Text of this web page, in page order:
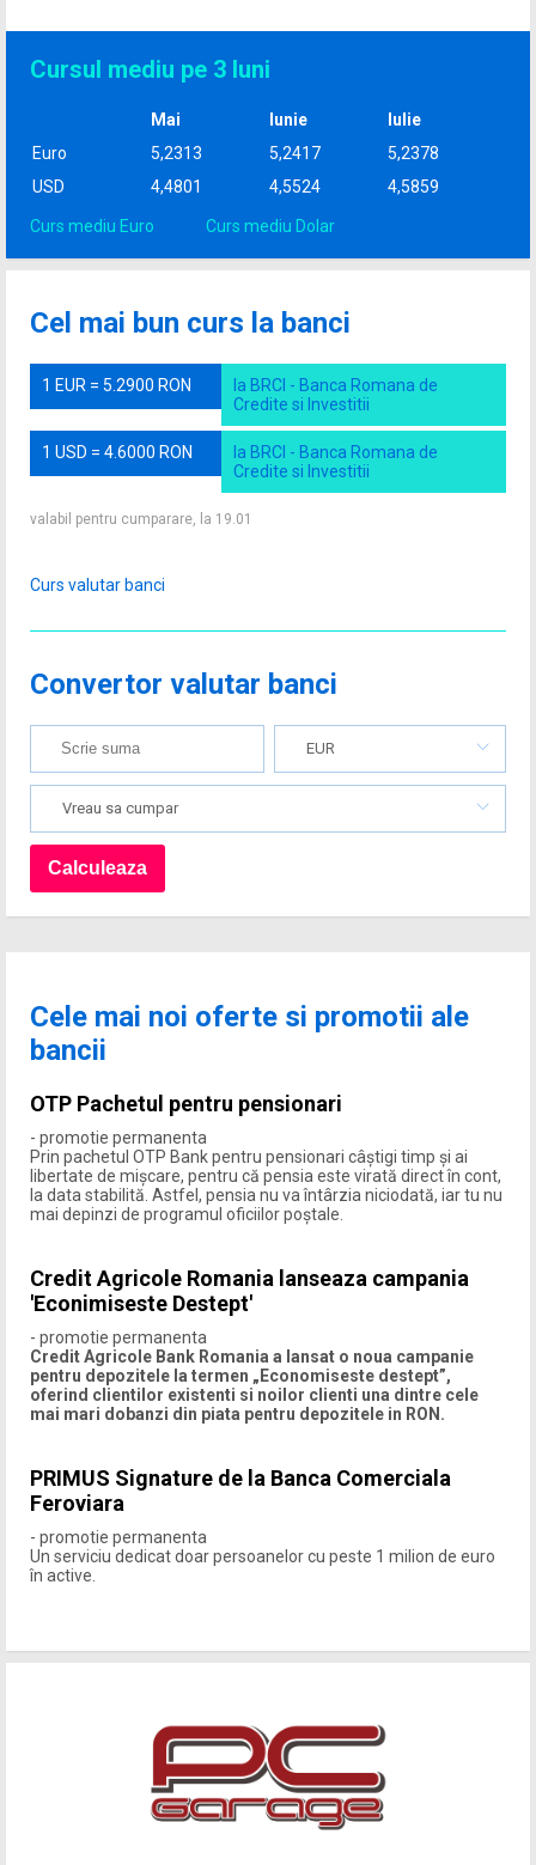
Cursul mediu pe 3 luni
Mai Iunie
Iulie
Euro
5,2313 5,2417
5,2378
USD
4,4801 4,5524 4,5859
Curs mediu Euro Curs mediu Dolar
Cel mai bun curs la banci
1 EUR = 5.2900 RON
la BRCI - Banca Romana de
Credite si Investitii
1 USD = 4.6000 RON
la BRCI - Banca Romana de
Credite si Investitii
valabil pentru cumparare, la 19.01
Curs valutar banci
Convertor valutar banci
EUR
Vreau sa cumpar
Cele mai noi oferte si promotii ale
bancii
OTP Pachetul pentru pensionari
- promotie permanenta
Prin pachetul OTP Bank pentru pensionari câștigi timp şi ai
libertate de mişcare, pentru că pensia este virată direct în cont,
la data stabilită. Astfel, pensia nu va întârzia niciodată, iar tu nu
mai depinzi de programul oficiilor poştale.
Credit Agricole Romania lanseaza campania
'Econimiseste Destept'
- promotie permanenta
Credit Agricole Bank Romania a lansat o noua campanie
pentru depozitele la termen „Economiseste destept”,
oferind clientilor existenti si noilor clienti una dintre cele
mai mari dobanzi din piata pentru depozitele in RON.
PRIMUS Signature de la Banca Comerciala
Feroviara
- promotie permanenta
Un serviciu dedicat doar persoanelor cu peste 1 milion de euro
în active.